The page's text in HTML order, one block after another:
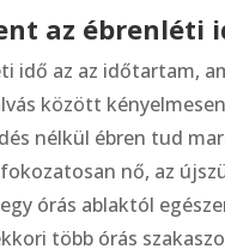
az ébrenléti
idő az az időtartam,
között
nélkül ébren tud
nő, az
órás ablaktól
több órás